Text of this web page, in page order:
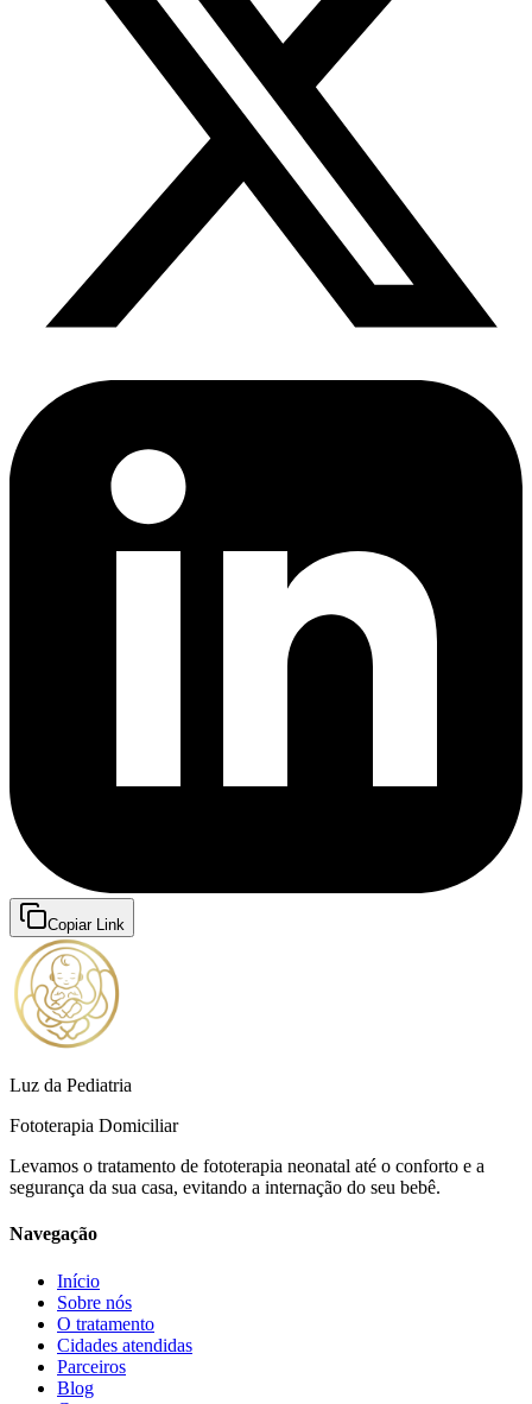
Copiar Link
Luz da Pediatria
Fototerapia Domiciliar
Levamos o tratamento de fototerapia neonatal até o conforto e a
segurança da sua casa, evitando a internação do seu bebê.
Navegação
Início
Sobre nós
O tratamento
Cidades atendidas
Parceiros
Blog